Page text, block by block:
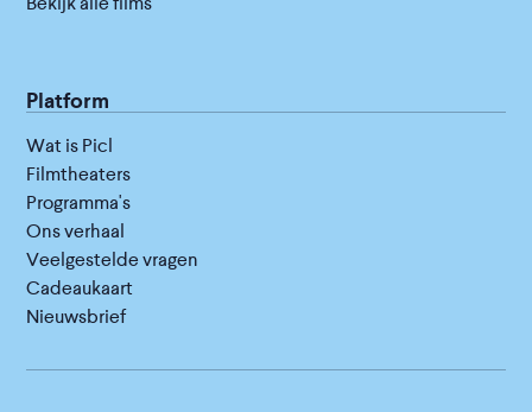
Platform
Wat is Picl
Filmtheaters
Programma's
Ons verhaal
Veelgestelde vragen
Cadeaukaart
Nieuwsbrief